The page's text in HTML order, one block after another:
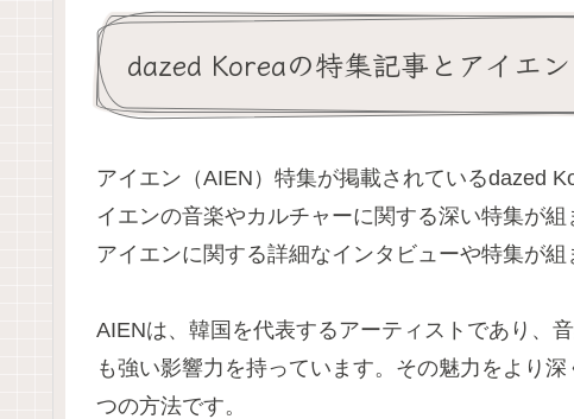
dazed Koreaの特集記事とアイエ
アイエン（AIEN）特集が掲載されているdazed
イエンの音楽やカルチャーに関する深い特集が
アイエンに関する詳細なインタビューや特集が
AIENは、韓国を代表するアーティストであり、
も強い影響力を持っています。その魅力をより
つの方法です。